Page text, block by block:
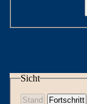
Sicht